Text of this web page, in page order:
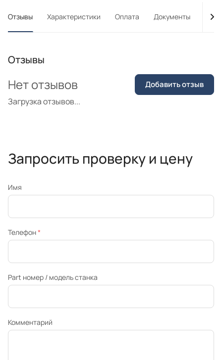
Отзывы Характеристики Оплата Документы
Отзывы
Загрузка отзывов...
Нет отзывов Добавить отзыв
Запросить проверку и цену
Имя
Телефон*
Part номер / модель станка
Комментарий